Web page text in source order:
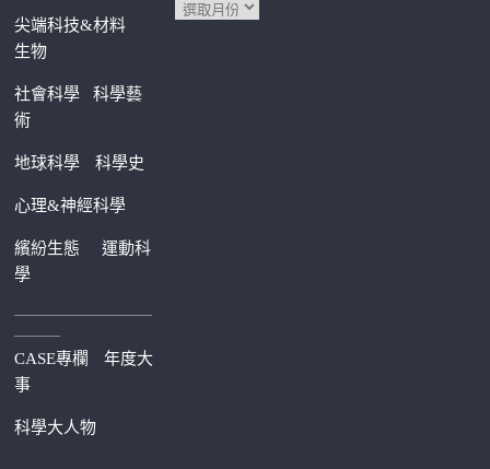
尖端科技&材料
生物
社會科學科學藝
術
地球科學 科學史
心理&神經科學
繽紛生態運動科
學
—————————
———
CASE專欄
年度大
事
科學大人物